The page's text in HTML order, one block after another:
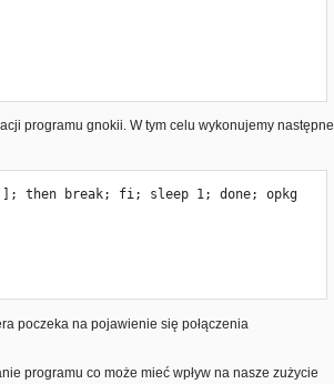
programu gnokii. W tym celu wykonujemy następne
then break; fi; sleep 1; done; opkg
poczeka na pojawienie się połączenia
programu co może mieć wpływ na nasze zużycie